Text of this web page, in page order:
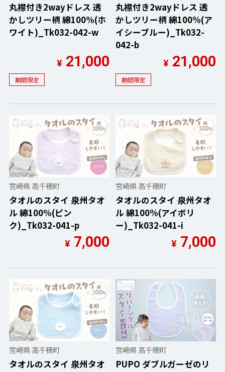
丸襟付き2wayドレス 透
かしツリー柄 綿100%(ホ
ワイト)_Tk032-042-w
¥21,000
期間限定
丸襟付き2wayドレス 透
かしツリー柄 綿100%(ア
イシーブルー)_Tk032-
042-b
¥21,000
期間限定
宮崎県 高千穂町
タオルのスタイ 泉州タオ
ル 綿100%(ピン
ク)_Tk032-041-p
¥7,000
宮崎県 高千穂町
タオルのスタイ 泉州タオ
ル 綿100%(アイボリ
ー)_Tk032-041-i
¥7,000
宮崎県 高千穂町
タオルのスタイ 泉州タオ
宮崎県 高千穂町
PUPO ダブルガーゼのリ